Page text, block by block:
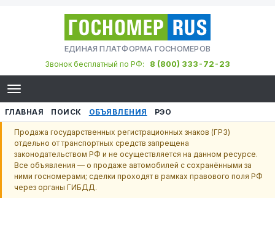
ЕДИНАЯ ПЛАТФОРМА ГОСНОМЕРОВ
Звонок бесплатный по РФ:
8 (800) 333-72-23
ГЛАВНАЯ ПОИСК ОБЪЯВЛЕНИЯ РЭО
Продажа государственных регистрационных знаков (ГРЗ)
отдельно от транспортных средств запрещена
законодательством РФ и не осуществляется на данном ресурсе.
Все объявления — о продаже автомобилей с сохранёнными за
ними госномерами; сделки проходят в рамках правового поля РФ
через органы ГИБДД.